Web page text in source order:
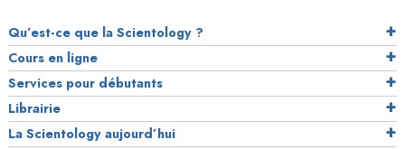
Qu’est-ce que la Scientology ?
Cours en ligne
Services pour débutants
Librairie
La Scientology aujourd’hui